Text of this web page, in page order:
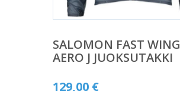
SALOMON FAST WING
AERO J JUOKSUTAKKI
129,00 €